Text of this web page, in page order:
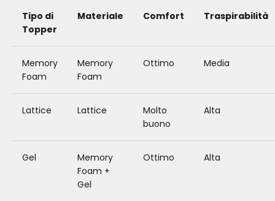
Tipo di
Topper
Materiale Comfort Traspirabilità
Memory
Foam
Memory
Foam
Ottimo Media
Lattice Lattice
Molto
buono
Alta
Gel
Memory
Foam +
Gel
Ottimo Alta